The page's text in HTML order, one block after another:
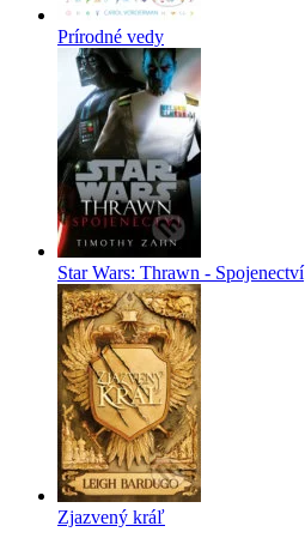
Prírodné vedy
Star Wars: Thrawn - Spojenectví
Zjazvený kráľ